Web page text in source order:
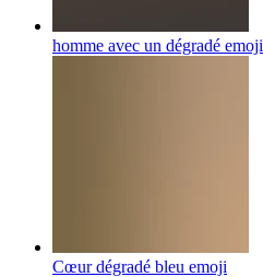
homme avec un dégradé emoji
Cœur dégradé bleu emoji